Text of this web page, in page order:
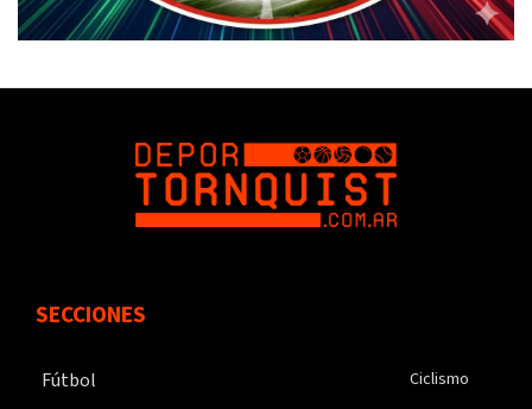
SECCIONES
Fútbol
Ciclismo